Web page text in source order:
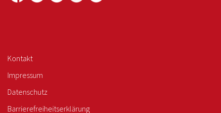
Kontakt
Impressum
Datenschutz
Barrierefreiheitserklärung